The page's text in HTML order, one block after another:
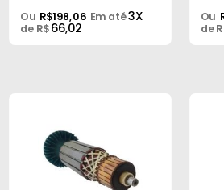
Materiais
Elétricos
Tintas
Ou R$198,06 Em até3X
de R$66,02
Ou
de